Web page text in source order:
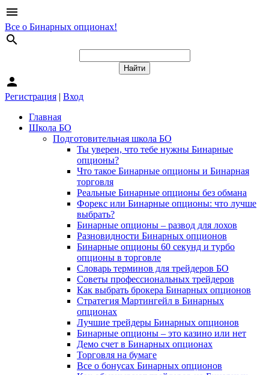
menu
Все о Бинарных опционах!
search
person
Регистрация | Вход
Главная
Школа БО
Подготовительная школа БО
Ты уверен, что тебе нужны Бинарные
опционы?
Что такое Бинарные опционы и Бинарная
торговля
Реальные Бинарные опционы без обмана
Форекс или Бинарные опционы: что лучше
выбрать?
Бинарные опционы – развод для лохов
Разновидности Бинарных опционов
Бинарные опционы 60 секунд и турбо
опционы в торговле
Словарь терминов для трейдеров БО
Советы профессиональных трейдеров
Как выбрать брокера Бинарных опционов
Стратегия Мартингейл в Бинарных
опционах
Лучшие трейдеры Бинарных опционов
Бинарные опционы – это казино или нет
Демо счет в Бинарных опционах
Торговля на бумаге
Все о бонусах Бинарных опционов